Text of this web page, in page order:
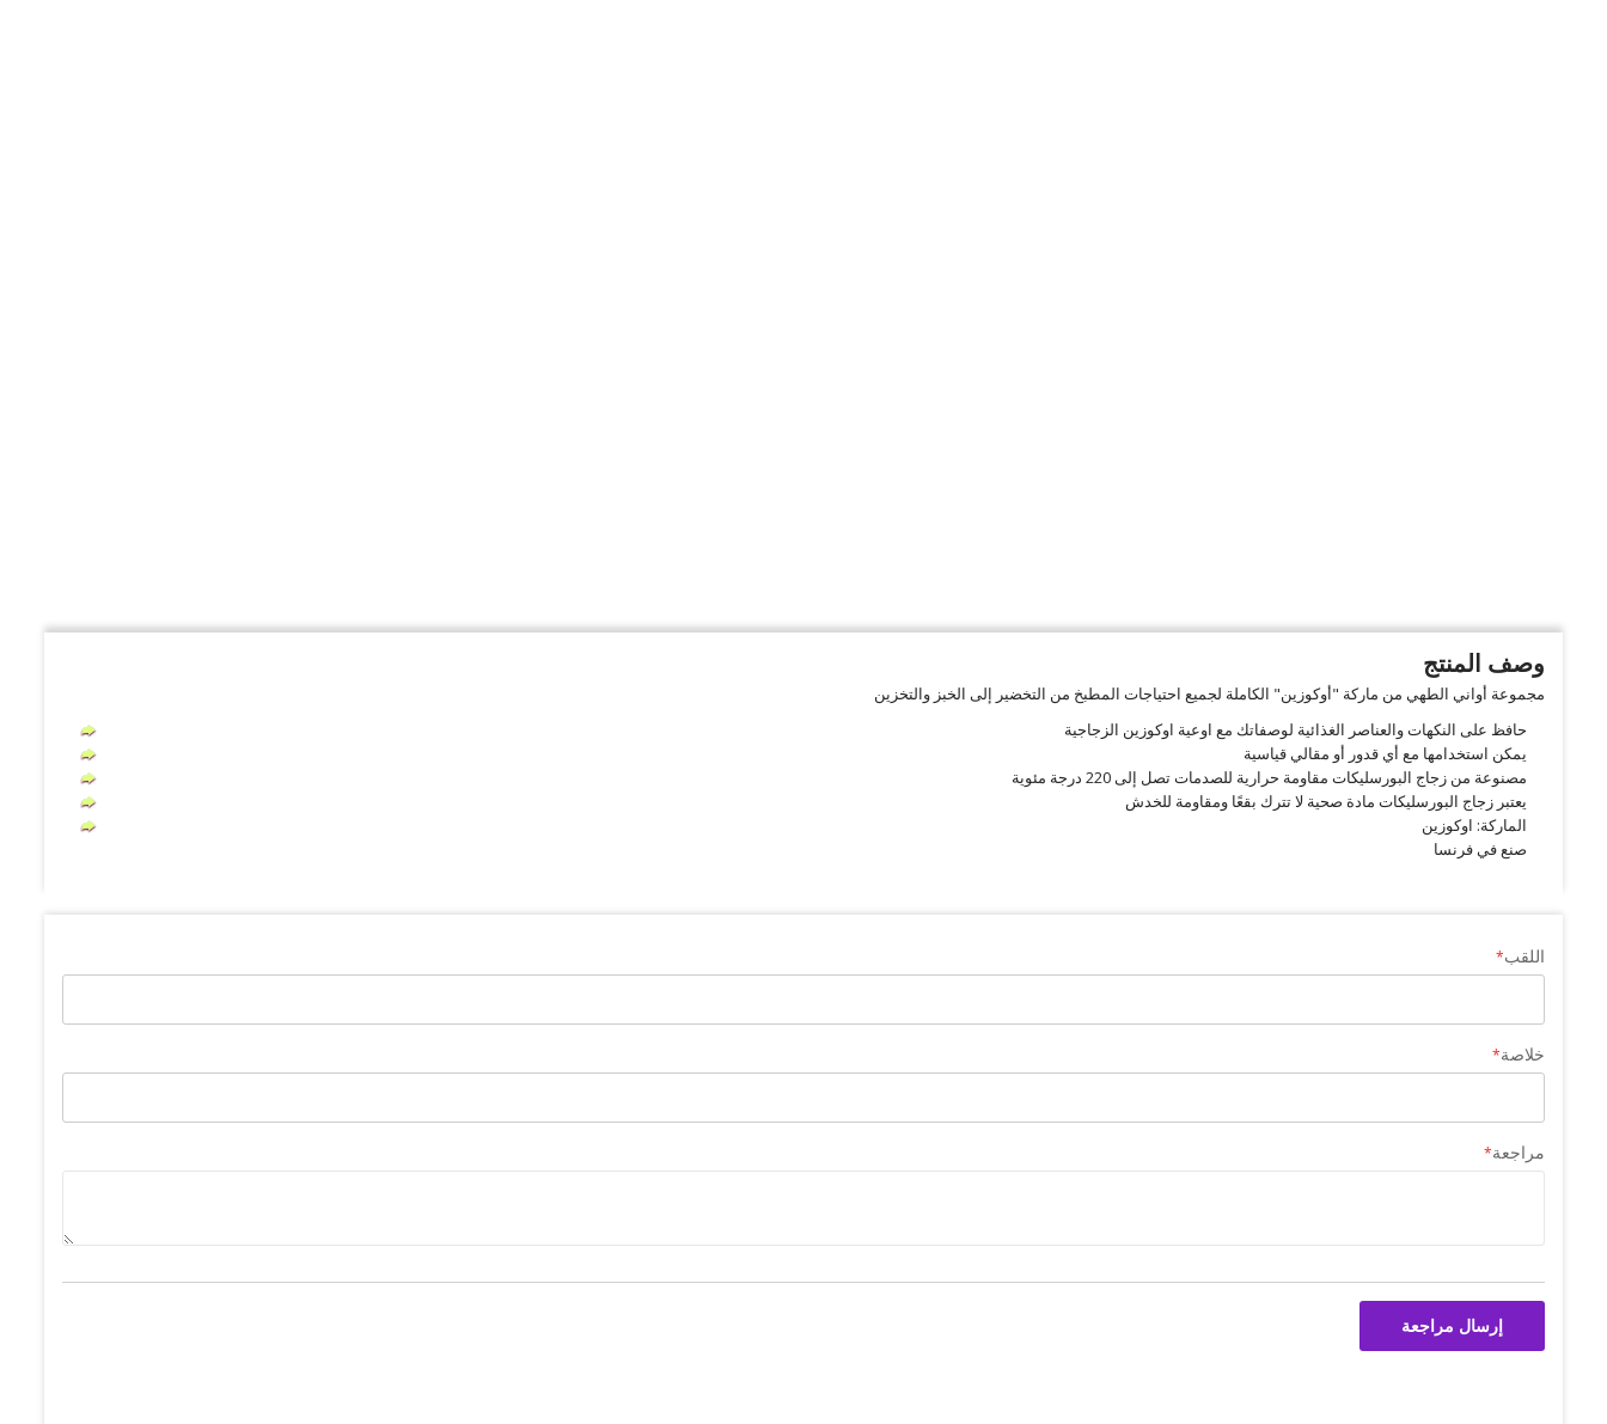
وصف المنتج
مجموعة أواني الطهي من ماركة "أوكوزين" الكاملة لجميع احتياجات المطبخ من التخضير إلى الخبز والتخزين
حافظ على النكهات والعناصر الغذائية لوصفاتك مع اوعية اوكوزين الزجاجية
يمكن استخدامها مع أي قدور أو مقالي قياسية
مصنوعة من زجاج البورسليكات مقاومة حرارية للصدمات تصل إلى 220 درجة مئوية
يعتبر زجاج البورسليكات مادة صحية لا تترك بقعًا ومقاومة للخدش
الماركة: اوكوزين
صنع في فرنسا
اللقب
خلاصة
مراجعة
إرسال مراجعة